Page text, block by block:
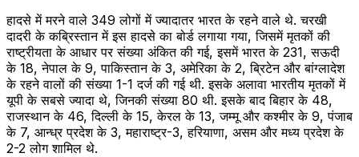
हादसे में मरने वाले 349 लोगों में ज्यादातर भारत के रहने वाले थे. चरखी
दादरी के कब्रिस्तान में इस हादसे का बोर्ड लगाया गया, जिसमें मृतकों की
राष्ट्रीयता के आधार पर संख्या अंकित की गई, इसमें भारत के 231, सऊदी
के 18, नेपाल के 9, पाकिस्तान के 3, अमेरिका के 2, ब्रिटेन और बांग्लादेश
के रहने वालों की संख्या 1-1 दर्ज की गई थी. इसके अलावा भारतीय मृतकों में
यूपी के सबसे ज्यादा थे, जिनकी संख्या 80 थी. इसके बाद बिहार के 48,
राजस्थान के 46, दिल्ली के 15, केरल के 13, जम्मू और कश्मीर के 9, पंजाब
के 7, आन्ध्र प्रदेश के 3, महाराष्ट्र-3, हरियाणा, असम और मध्य प्रदेश के
2-2 लोग शामिल थे.